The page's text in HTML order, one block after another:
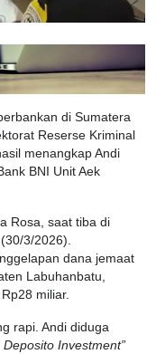
di Sumatera
Reserse Kriminal
menangkap Andi
BNI Unit Aek
Rosa, saat tiba di
3/2026).
dana jemaat
Labuhanbatu,
miliar.
rapi. Andi diduga
Deposito Investment”